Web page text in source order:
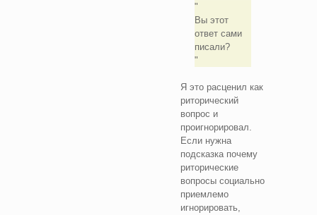
Вы этот
ответ сами
писали?
Я это расценил как
риторический
вопрос и
проигнорировал.
Если нужна
подсказка почему
риторические
вопросы социально
приемлемо
игнорировать,